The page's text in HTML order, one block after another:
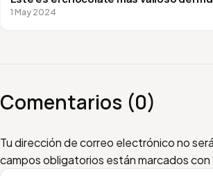
1 May 2024
Comentarios (0)
Tu dirección de correo electrónico no
campos obligatorios están marcados con
Escribí tu comentario
Nombre
Email